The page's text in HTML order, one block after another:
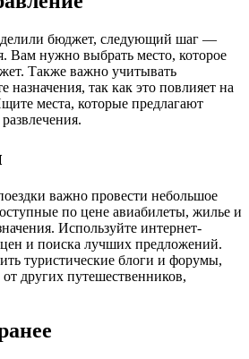
бюджет, следующий шаг —
Вам нужно выбрать место, которое
Также важно учитывать
назначения, так как это повлияет на
места, которые предлагают
важно провести небольшое
по цене авиабилеты, жилье и
Используйте интернет-
и поиска лучших предложений.
туристические блоги и форумы,
других путешественников,